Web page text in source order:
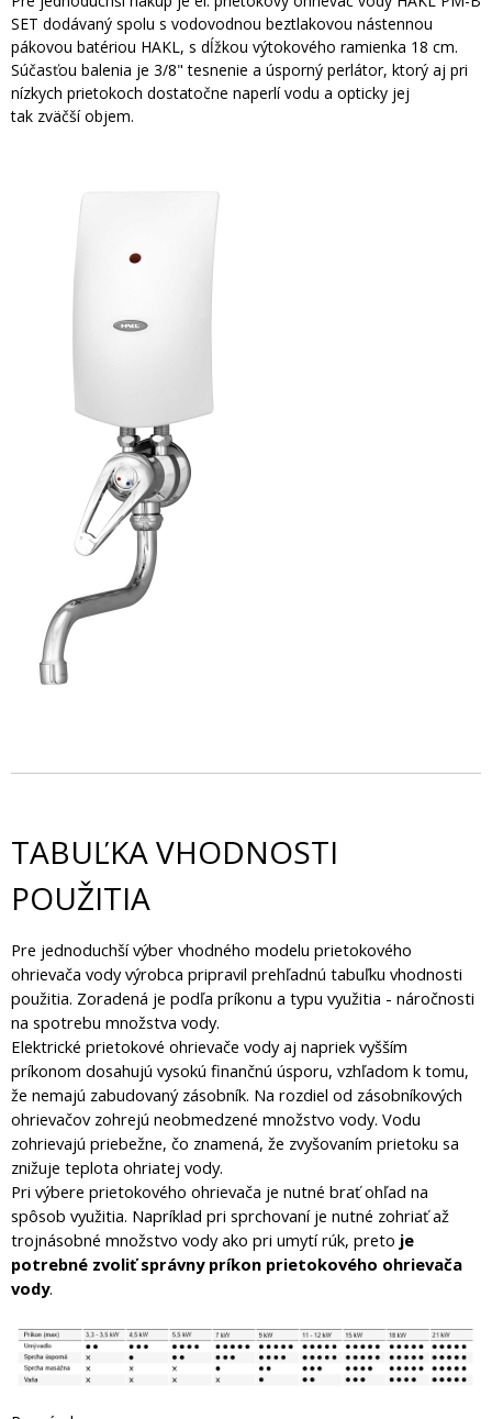
SET dodávaný spolu s vodovodnou beztlakovou nástennou
pákovou batériou HAKL, s dĺžkou výtokového ramienka 18 cm.
Súčasťou balenia je 3/8" tesnenie a úsporný perlátor, ktorý aj pri
nízkych prietokoch dostatočne naperlí vodu a opticky jej
tak zväčší objem.
TABUĽKA VHODNOSTI
POUŽITIA
Pre jednoduchší výber vhodného modelu prietokového
ohrievača vody výrobca pripravil prehľadnú tabuľku vhodnosti
použitia. Zoradená je podľa príkonu a typu využitia - náročnosti
na spotrebu množstva vody.
Elektrické prietokové ohrievače vody aj napriek vyšším
príkonom dosahujú vysokú finančnú úsporu, vzhľadom k tomu,
že nemajú zabudovaný zásobník. Na rozdiel od zásobníkových
ohrievačov zohrejú neobmedzené množstvo vody. Vodu
zohrievajú priebežne, čo znamená, že zvyšovaním prietoku sa
znižuje teplota ohriatej vody.
Pri výbere prietokového ohrievača je nutné brať ohľad na
spôsob využitia. Napríklad pri sprchovaní je nutné zohriať až
trojnásobné množstvo vody ako pri umytí rúk, preto je
potrebné zvoliť správny príkon prietokového ohrievača
vody.